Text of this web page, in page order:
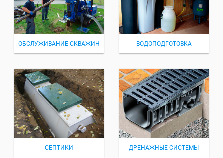
ОБСЛУЖИВАНИЕ СКВАЖИН ВОДОПОДГОТОВКА
СЕПТИКИ ДРЕНАЖНЫЕ СИСТЕМЫ